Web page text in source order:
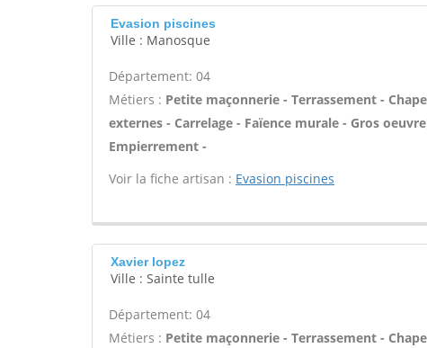
Evasion piscines
Ville : Manosque
Département: 04
Métiers : Petite maçonnerie - Terrassement -
externes - Carrelage - Faïence murale - Gros
Empierrement -
Voir la fiche artisan : Evasion piscines
Xavier lopez
Ville : Sainte tulle
Département: 04
Métiers : Petite maçonnerie - Terrassement -